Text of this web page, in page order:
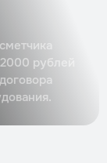
рублей